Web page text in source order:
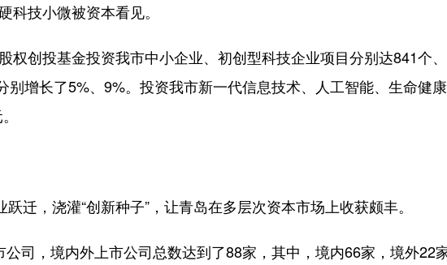
技小微被资本看见。
创投基金投资我市中小企业、初创型科技企业项目分别达841个
别增长了5%、9%。投资我市新一代信息技术、人工智能、生命健
迁，浇灌“创新种子”，让青岛在多层次资本市场上收获颇丰。
，境内外上市公司总数达到了88家，其中，境内66家，境外22